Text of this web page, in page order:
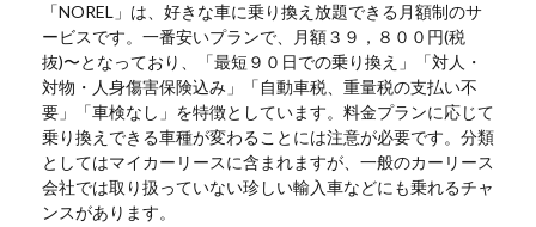
「NOREL」は、好きな車に乗り換え放題できる月額制のサ
ービスです。一番安いプランで、月額３９，８００円(税
抜)〜となっており、「最短９０日での乗り換え」「対人・
対物・人身傷害保険込み」「自動車税、重量税の支払い不
要」「車検なし」を特徴としています。料金プランに応じて
乗り換えできる車種が変わることには注意が必要です。分類
としてはマイカーリースに含まれますが、一般のカーリース
会社では取り扱っていない珍しい輸入車などにも乗れるチャ
ンスがあります。